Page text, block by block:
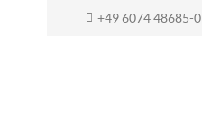
+49 6074 48685-0